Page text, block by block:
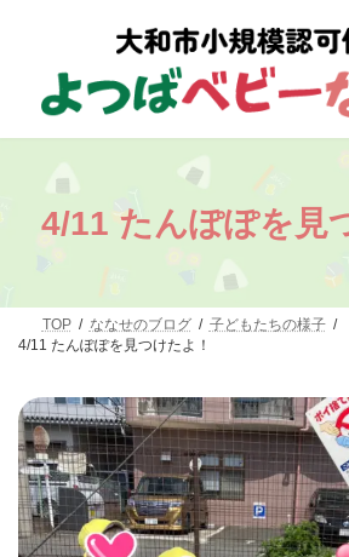
ス
ン
4/11 たんぽぽを見
TOP ななせのブログ
子どもたちの様子
4/11 たんぽぽを見つけたよ！